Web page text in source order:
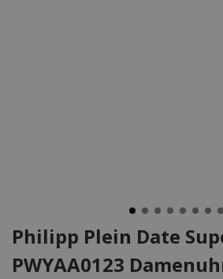
Philipp Plein Date
PWYAA0123